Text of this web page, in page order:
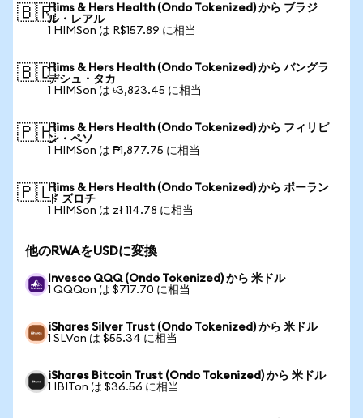
🇧🇷Hims & Hers Health (Ondo Tokenized) から ブラジ
ル・レアル
1 HIMSon は R$157.89 に相当
🇧🇩Hims & Hers Health (Ondo Tokenized) から バングラ
デシュ・タカ
1 HIMSon は ৳3,823.45 に相当
🇵🇭Hims & Hers Health (Ondo Tokenized) から フィリピ
ン・ペソ
1 HIMSon は ₱1,877.75 に相当
🇵🇱Hims & Hers Health (Ondo Tokenized) から ポーラン
ド ズロチ
1 HIMSon は zł 114.78 に相当
他のRWAをUSDに変換
Invesco QQQ (Ondo Tokenized) から 米ドル
1 QQQon は $717.70 に相当
iShares Silver Trust (Ondo Tokenized) から 米ドル
1 SLVon は $55.34 に相当
iShares Bitcoin Trust (Ondo Tokenized) から 米ドル
1 IBITon は $36.56 に相当